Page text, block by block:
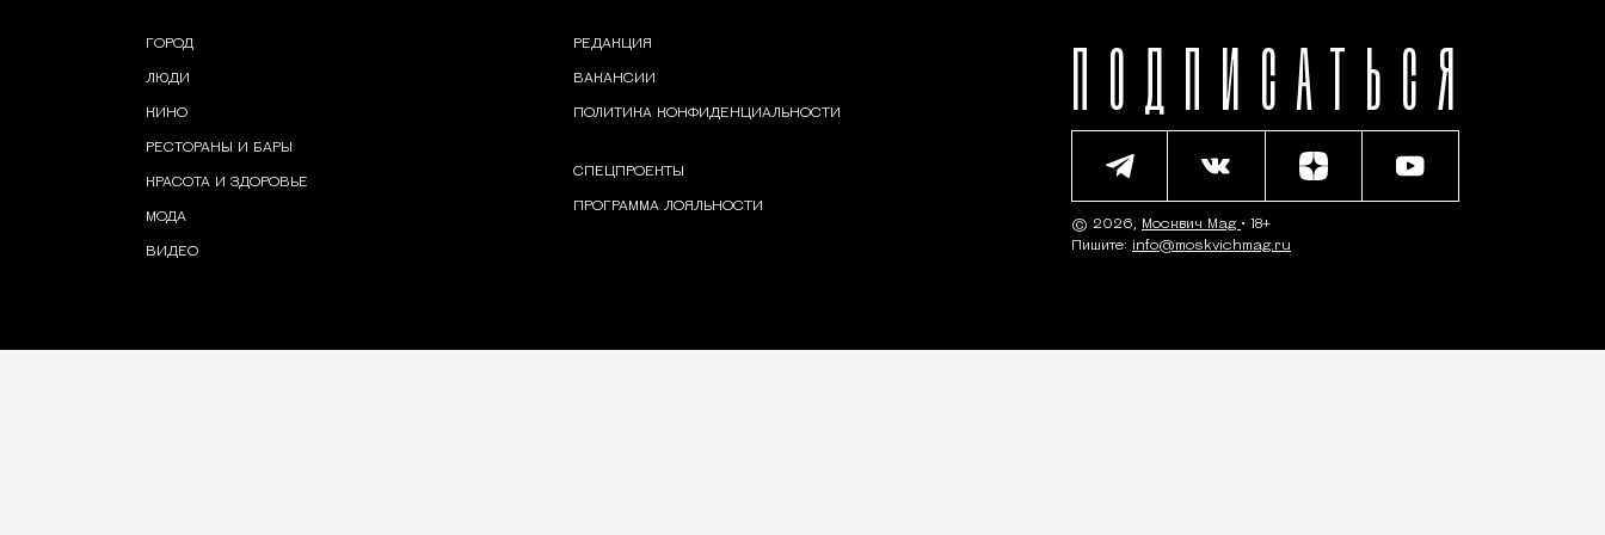
ГОРОД
ЛЮДИ
КИНО
РЕСТОРАНЫ И БАРЫ
КРАСОТА И ЗДОРОВЬЕ
МОДА
ВИДЕО
РЕДАКЦИЯ
ВАКАНСИИ
ПОЛИТИКА КОНФИДЕНЦИАЛЬНОСТИ
СПЕЦПРОЕКТЫ
ПРОГРАММА ЛОЯЛЬНОСТИ
ПОДПИСАТЬСЯ
© 2026, Москвич Mag • 18+
Пишите: info@moskvichmag.ru